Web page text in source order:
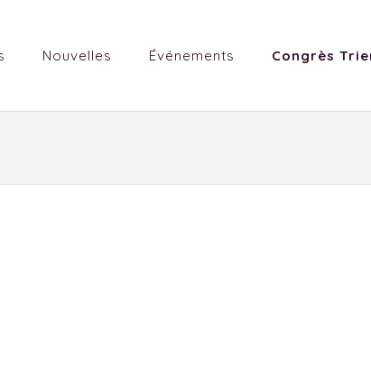
Nouvelles Événements Congrès